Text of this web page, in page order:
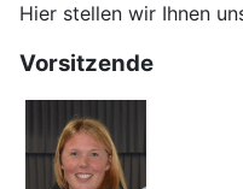
Hier stellen wir Ihnen
Vorsitzende